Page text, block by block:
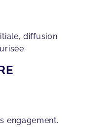
diffusion
engagement.